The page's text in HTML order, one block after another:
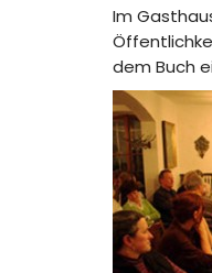
Im
dem Buch